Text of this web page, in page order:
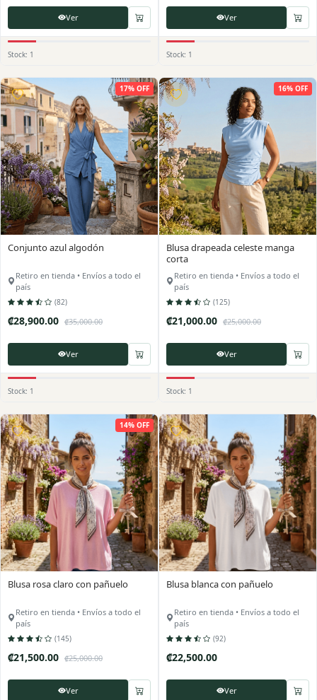
Ver
Stock: 1
Ver
Stock: 1
17% OFF
Conjunto azul algodón
Retiro en tienda • Envíos a todo el
país
(82)
₡28,900.00 ₡35,000.00
Ver
Stock: 1
16% OFF
Blusa drapeada celeste manga
corta
Retiro en tienda • Envíos a todo el
país
(125)
₡21,000.00 ₡25,000.00
Ver
Stock: 1
14% OFF
Blusa rosa claro con pañuelo
Retiro en tienda • Envíos a todo el
país
(145)
₡21,500.00 ₡25,000.00
Ver
Blusa blanca con pañuelo
Retiro en tienda • Envíos a todo el
país
(92)
₡22,500.00
Ver